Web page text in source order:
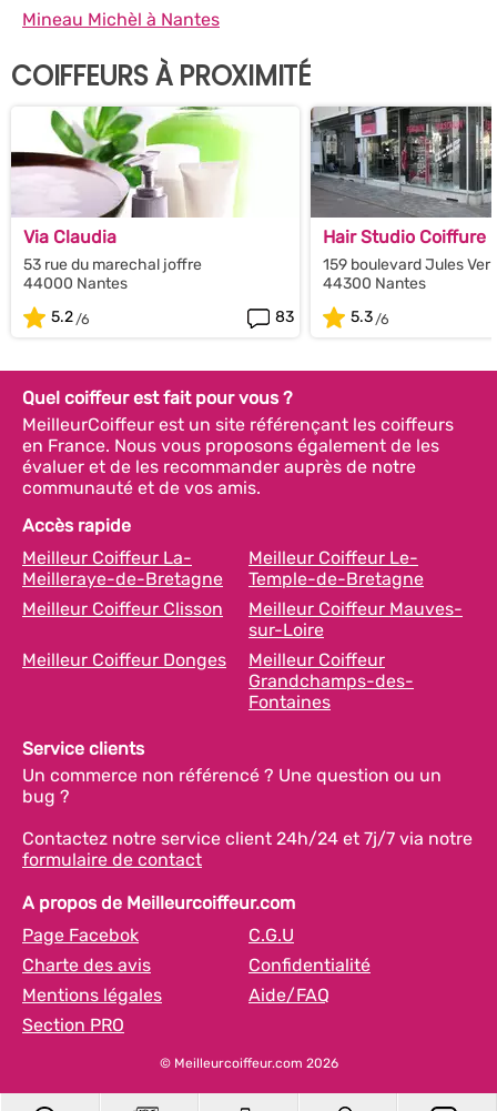
Mineau Michèl à Nantes
COIFFEURS À PROXIMITÉ
Via Claudia
53 rue du marechal joffre
44000 Nantes
5.2
83
Hair Studio Coiffure
159 boulevard Jules
44300 Nantes
5.3
Quel coiffeur est fait pour vous ?
MeilleurCoiffeur est un site référençant les coiffeurs
en France. Nous vous proposons également de les
évaluer et de les recommander auprès de notre
communauté et de vos amis.
Accès rapide
Meilleur Coiffeur La-
Meilleraye-de-Bretagne
Meilleur Coiffeur Le-
Temple-de-Bretagne
Meilleur Coiffeur Clisson
Meilleur Coiffeur Mauves-
sur-Loire
Meilleur Coiffeur Donges
Meilleur Coiffeur
Grandchamps-des-
Fontaines
Service clients
Un commerce non référencé ? Une question ou un
bug ?
Contactez notre service client 24h/24 et 7j/7 via notre
formulaire de contact
A propos de Meilleurcoiffeur.com
Page Facebok
C.G.U
Charte des avis
Confidentialité
Mentions légales
Aide/FAQ
Section PRO
© Meilleurcoiffeur.com 2026